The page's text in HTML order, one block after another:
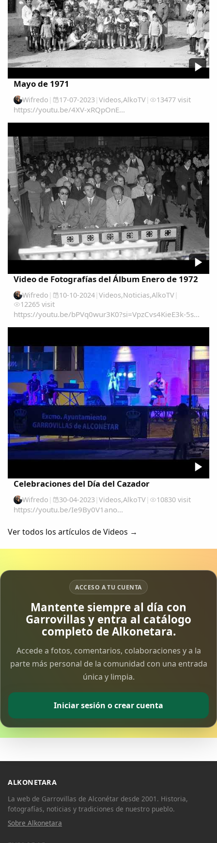
Mayo de 1971
Wifredo | 17-07-2023| Videos,AlkoTV| 13477 visit
https://youtu.be/4XV-xRQpOnE...
Video de Fotografías del Álbum Enero de 1972
Wifredo | 10-10-2024| Videos,Noticias,AlkoTV|
12265 visit
https://youtu.be/bPVq0wur3K0?si=VpzCvs4KieE3k-5s...
Celebraciones del Día del Cazador
Wifredo | 30-04-2023| Videos,AlkoTV| 10830 visit
https://youtu.be/Ie9By0V1ano...
Ver todos los artículos de Videos →
ACCESO A TU CUENTA
Mantente siempre al día con
Garrovillas y entra al catálogo
completo de Alkonetara.
Accede a fotos, comentarios, colaboraciones y a la
parte más personal de la comunidad con una entrada
única y limpia.
Iniciar sesión o crear cuenta
ALKONETARA
La web de Garrovillas de Alconétar desde 2001. Historia,
fotografías, noticias y tradiciones de nuestro pueblo.
Sobre Alkonetara